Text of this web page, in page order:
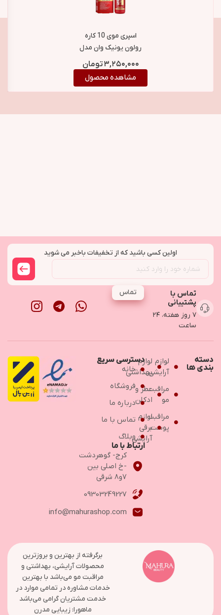
اسپری موی 10 کاره
رولون یونیک وان مدل
Uniq One Hair
Treatment حجم 150
۳,۲۵۰,۰۰۰تومان
مشاهده محصول
اولین کسی باشید که از تخفیفات باخبر می شوید
تماس با
پشتیبانی
۷ روز هفته، ۲۴
ساعت
تماس
دسته
بندی ها
لوازم
آرایشی
مراقبت
مو
مراقبت
پوست
لوازم
بهداشتی
عطر و
ادکلن
لوازم
برقی
آرایشی
دسترسی سریع
خانه
فروشگاه
درباره ما
تماس با ما
وبلاگ
ارتباط با ما
کرج- گوهردشت
-خ اصلی بین
۷و۸ شرقی
09303249227
info@mahurashop.com
برگرفته از بهترین و بروزترین
محصولات آرایشی، بهداشتی و
مراقبت مو می‌باشد با بهترین
خدمات مشاوره در تمامی موارد در
خدمت مشتریان گرامی می‌باشد
ماهورا: زیبایی مدرن